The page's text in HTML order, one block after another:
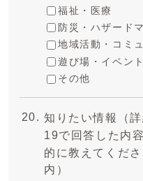
福祉・医療
防災・ハザード
地域活動・コミ
遊び場・イベント
その他
知りたい情報（詳
19で回答した内
的に教えてくださ
内）